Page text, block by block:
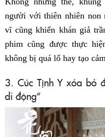
người với thiên nhiên
vĩ cũng khiến khán giả
phim cũng được thực
không bị quá lố hay tạo
3. Cúc Tịnh Y xóa bỏ
di động”